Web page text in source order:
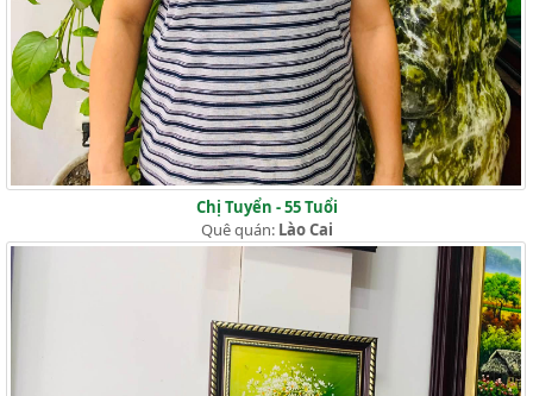
Chị Tuyển - 55 Tuổi
Quê quán: Lào Cai